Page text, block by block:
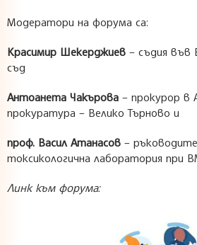
Модератори на форума са:
Красимир Шекерджиев – съдия във
съд
Антоанета Чакърова – прокурор в
прокуратура – Велико Търново и
проф. Васил Атанасов –
токсикологична лаборатория при
Линк към форума: